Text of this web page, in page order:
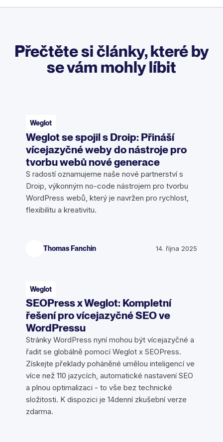
Přečtěte si články, které by
se vám mohly líbit
Weglot
Weglot se spojil s Droip: Přináší
vícejazyčné weby do nástroje pro
tvorbu webů nové generace
S radostí oznamujeme naše nové partnerství s
Droip, výkonným no-code nástrojem pro tvorbu
WordPress webů, který je navržen pro rychlost,
flexibilitu a kreativitu.
Thomas Fanchin 14. října 2025
Weglot
SEOPress x Weglot: Kompletní
řešení pro vícejazyčné SEO ve
WordPressu
Stránky WordPress nyní mohou být vícejazyčné a
řadit se globálně pomocí Weglot x SEOPress.
Získejte překlady poháněné umělou inteligencí ve
více než 110 jazycích, automatické nastavení SEO
a plnou optimalizaci - to vše bez technické
složitosti. K dispozici je 14denní zkušební verze
zdarma.